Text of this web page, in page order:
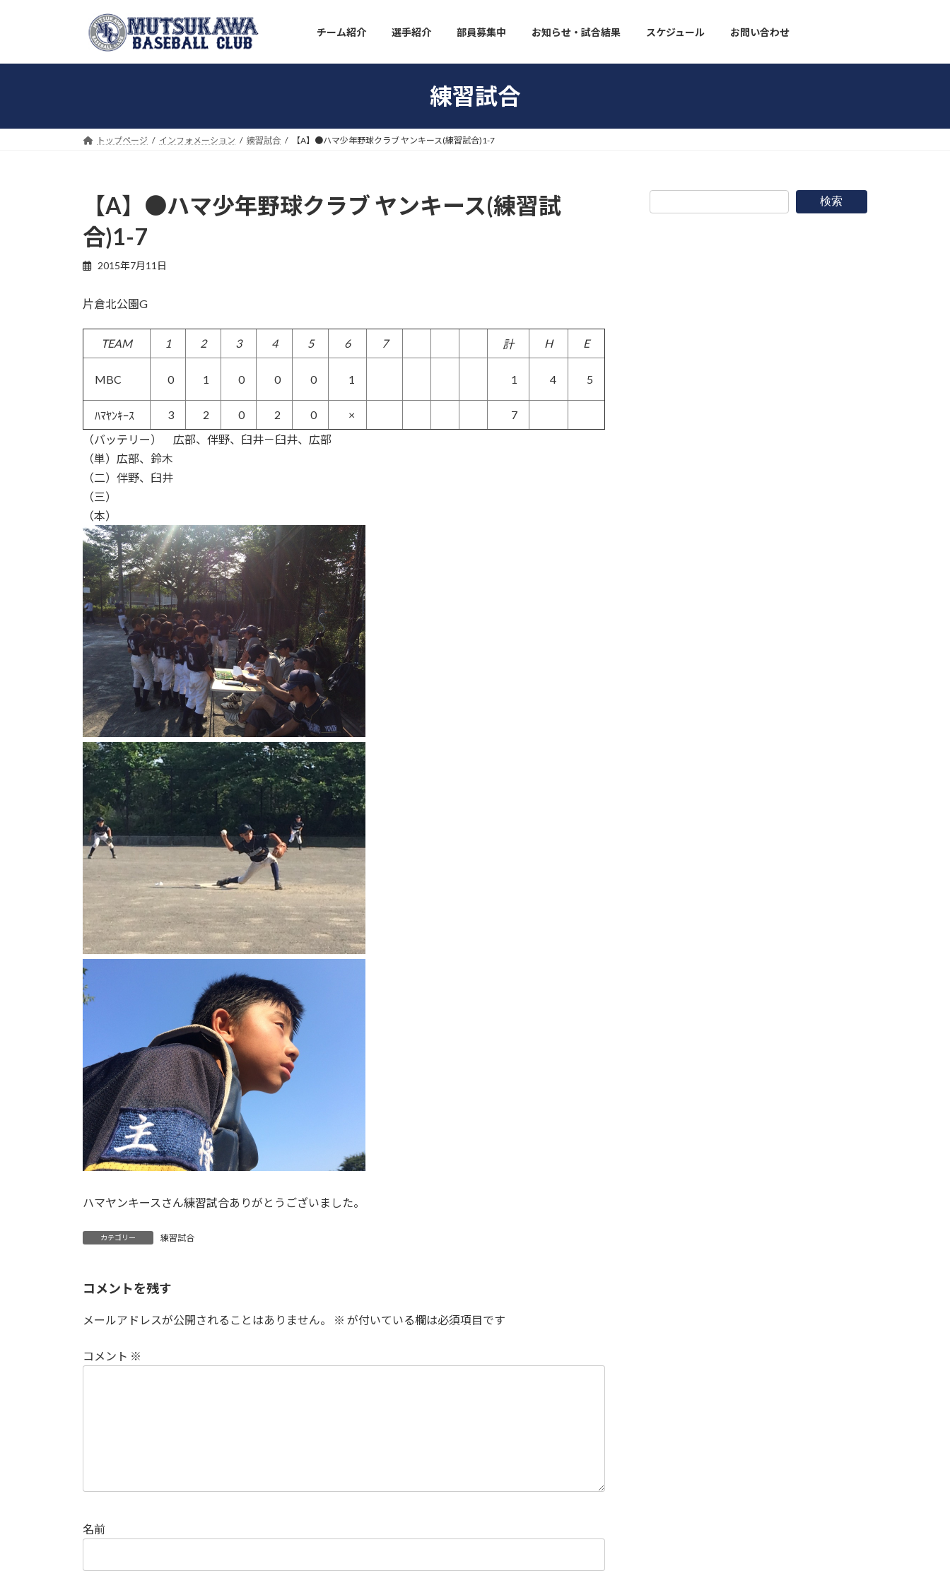
キ
に
チーム紹介 選手紹介 部員募集中 お知らせ・試合結果 スケジュール お問い合わせ
練習試合
トップページ インフォメーション 練習試合 【A】●ハマ少年野球クラブ ヤンキース(練習試合)1-7
【A】●ハマ少年野球クラブ ヤンキース(練習試
合)1-7
2015年7月11日
片倉北公園G
TEAM 1 2 3 4 5 6 7 計 H E
MBC 0 1 0 0 0 1 1 4 5
ﾊﾏﾔﾝｷｰｽ 3 2 0 2 0 ×
7
（バッテリー） 広部、伴野、臼井－臼井、広部
（単）広部、鈴木
（二）伴野、臼井
（三）
（本）
ハマヤンキースさん練習試合ありがとうございました。
カテゴリー 練習試合
コメントを残す
メールアドレスが公開されることはありません。 ※ が付いている欄は必須項目です
コメント ※
名前
検索